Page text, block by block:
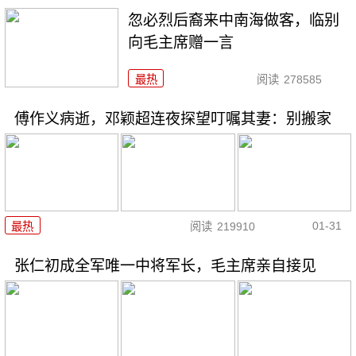
忽必烈后裔来中南海做客，临别
向毛主席赠一言
最热 阅读 278585
傅作义病逝，邓颖超连夜探望叮嘱其妻：别搬家
最热 阅读 219910 01-31
张仁初成全军唯一中将军长，毛主席亲自接见